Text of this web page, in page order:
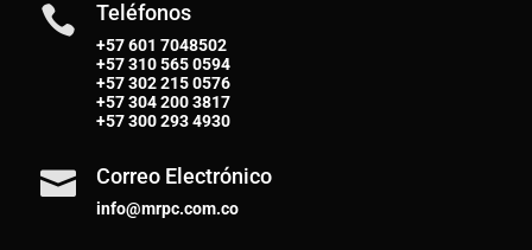
 Teléfonos
+57 601 7048502
+57310 565 0594
+57302 215 0576
+57304 200 3817
+57300 293 4930
 Correo Electrónico
info@mrpc.com.co